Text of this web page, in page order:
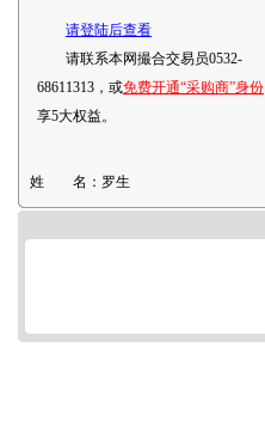
请登陆后查看
请联系本网撮合交易员0532-
68611313，或免费开通“采购商”身份
享5大权益。
姓 名： 罗生